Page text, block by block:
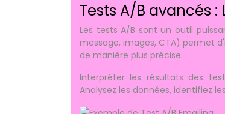
Tests A/B avancés
Les tests A/B sont un outil
message, images, CTA) permet
de manière plus précise.
Interpréter les résultats des
Analysez les données, identifiez